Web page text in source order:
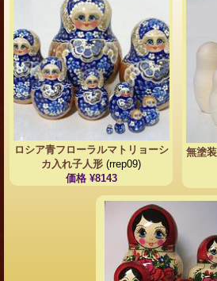
ロシア青フローラルマトリョーシ
カ入れ子人形 (rrep09)
価格 ¥8143
無塗